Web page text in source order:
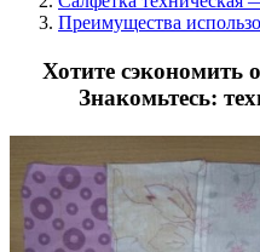
Преимущества
Хотите сэкономить
Знакомьтесь: